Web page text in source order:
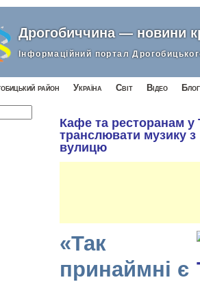
Дрогобиччина — новини
Інформаційний портал
район Україна Світ Відео
Кафе та ресторанам у
транслювати музику з
вулицю
«Так
принаймні є